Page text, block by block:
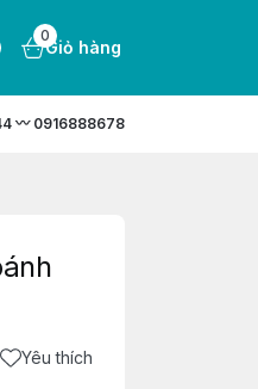
0
Giỏ hàng
〰️ 0916888678
Yêu thích